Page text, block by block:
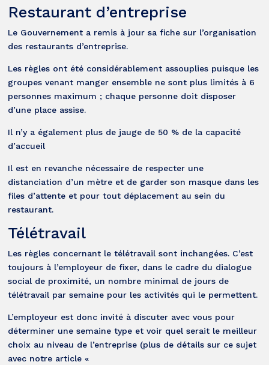
Restaurant d’entreprise
Le Gouvernement a remis à jour sa fiche sur l’organisation
des restaurants d’entreprise.
Les règles ont été considérablement assouplies puisque les
groupes venant manger ensemble ne sont plus limités à 6
personnes maximum ; chaque personne doit disposer
d’une place assise.
Il n’y a également plus de jauge de 50 % de la capacité
d’accueil
Il est en revanche nécessaire de respecter une
distanciation d’un mètre et de garder son masque dans les
files d’attente et pour tout déplacement au sein du
restaurant.
Télétravail
Les règles concernant le télétravail sont inchangées. C’est
toujours à l’employeur de fixer, dans le cadre du dialogue
social de proximité, un nombre minimal de jours de
télétravail par semaine pour les activités qui le permettent.
L’employeur est donc invité à discuter avec vous pour
déterminer une semaine type et voir quel serait le meilleur
choix au niveau de l’entreprise (plus de détails sur ce sujet
avec notre article «